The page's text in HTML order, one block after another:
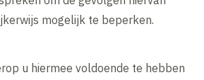
mogelijk te beperken.
u hiermee voldoende te hebben